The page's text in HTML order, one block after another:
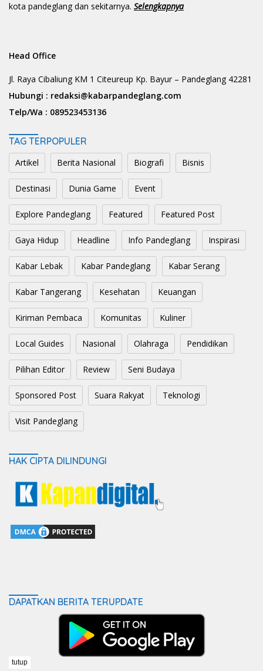
kota pandeglang dan sekitarnya. Selengkapnya
Head Office
Jl. Raya Cibaliung KM 1 Citeureup Kp. Bayur – Pandeglang 42281
Hubungi : redaksi@kabarpandeglang.com
Telp/Wa : 089523453136
TAG TERPOPULER
Artikel Berita Nasional Biografi Bisnis
Destinasi Dunia Game Event
Explore Pandeglang Featured Featured Post
Gaya Hidup Headline Info Pandeglang Inspirasi
Kabar Lebak Kabar Pandeglang Kabar Serang
Kabar Tangerang Kesehatan Keuangan
Kiriman Pembaca Komunitas Kuliner
Local Guides Nasional Olahraga Pendidikan
Pilihan Editor Review Seni Budaya
Sponsored Post Suara Rakyat Teknologi
Visit Pandeglang
HAK CIPTA DILINDUNGI
DAPATKAN BERITA TERUPDATE
tutup